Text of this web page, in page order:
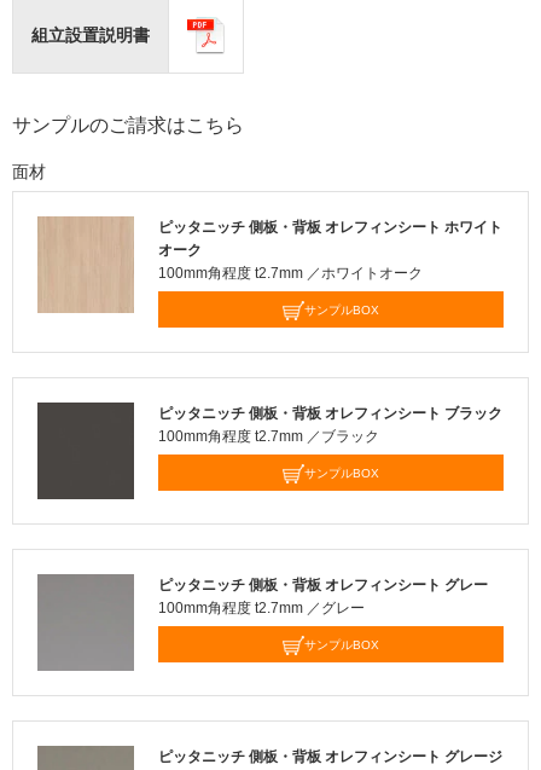
組立設置説明書
サンプルのご請求はこちら
面材
ピッタニッチ 側板・背板 オレフィンシート ホワイト
オーク
100mm角程度 t2.7mm ／ホワイトオーク
サンプルBOX
ピッタニッチ 側板・背板 オレフィンシート ブラック
100mm角程度 t2.7mm ／ブラック
サンプルBOX
ピッタニッチ 側板・背板 オレフィンシート グレー
100mm角程度 t2.7mm ／グレー
サンプルBOX
ピッタニッチ 側板・背板 オレフィンシート グレージ